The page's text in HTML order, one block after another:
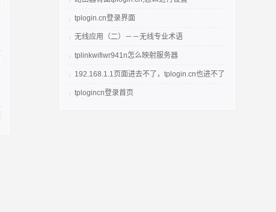
tplogin.cn登录界面
无线应用（二）－－无线专业术语
tplinkwifiwr941n怎么映射服务器
192.168.1.1页面进去不了，tplogin.cn也进不了
tplogincn登录首页